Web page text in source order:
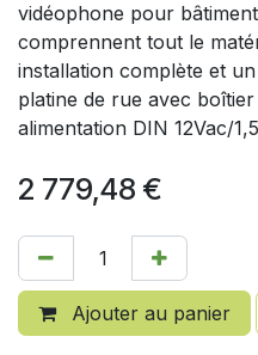
vidéophone pour
comprennent tout le
installation complète et
platine de rue avec
alimentation DIN 12Vac/
2 779,48 €
Ajouter au panier